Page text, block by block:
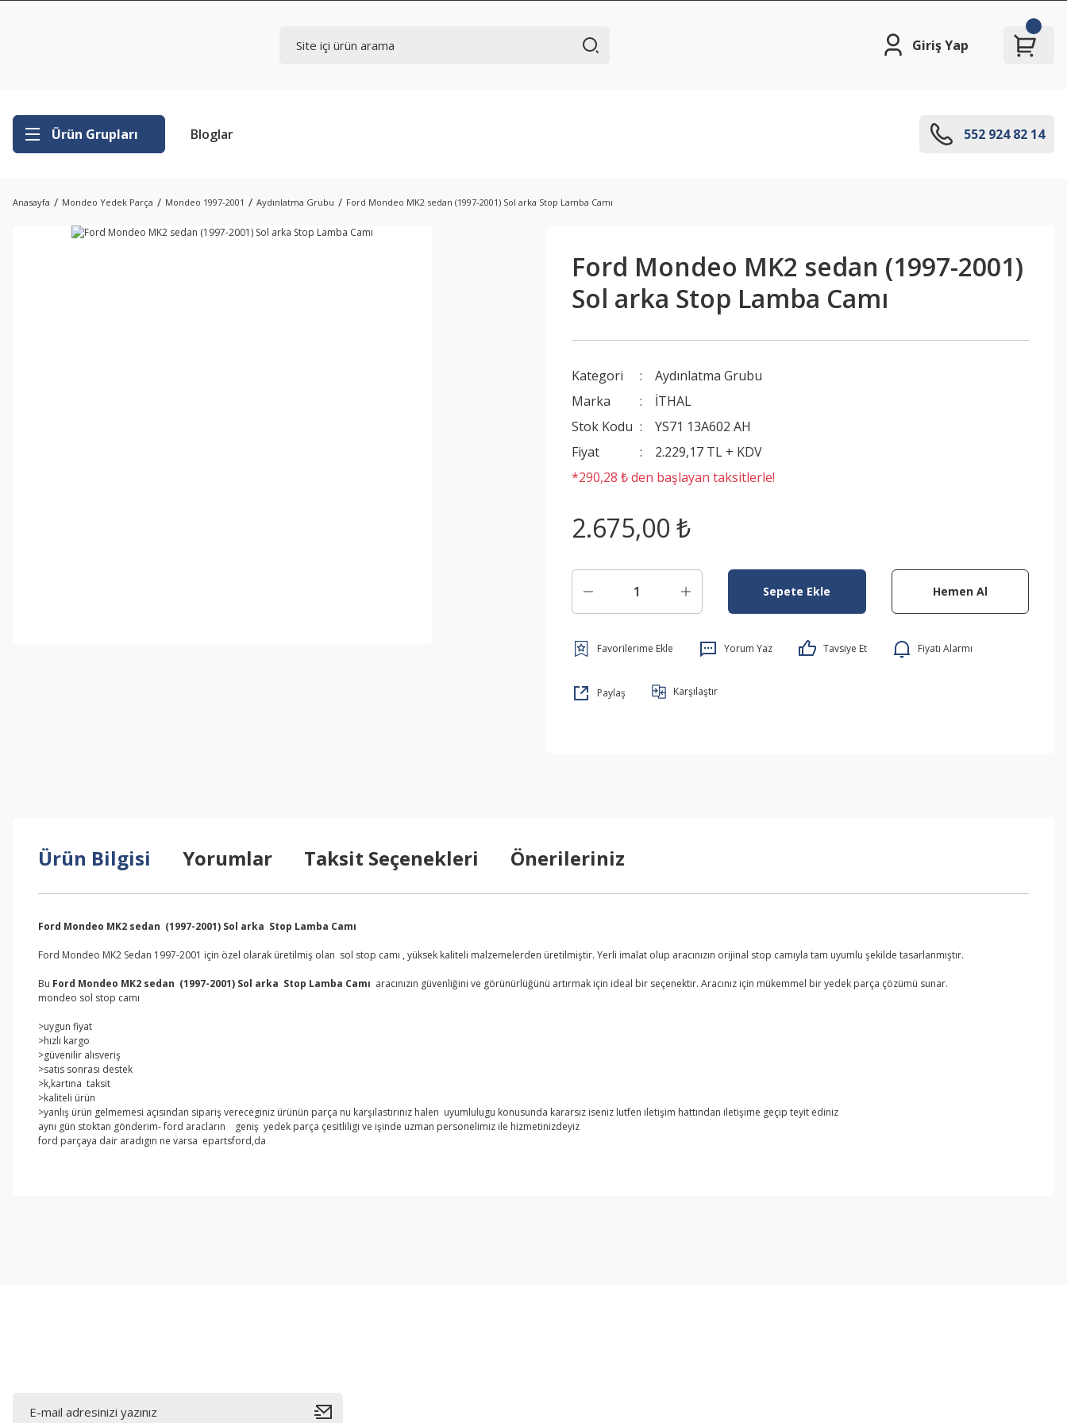
Giriş Yap
Ürün Grupları Bloglar 552 924 82 14
Anasayfa Mondeo Yedek Parça Mondeo 1997-2001 Aydınlatma Grubu Ford Mondeo MK2 sedan (1997-2001) Sol arka Stop Lamba Camı
Ford Mondeo MK2 sedan (1997-2001)
Sol arka Stop Lamba Camı
Kategori
Aydınlatma Grubu
Marka
İTHAL
Stok Kodu
YS71 13A602 AH
Fiyat
2.229,17 TL + KDV
*290,28 ₺ den başlayan taksitlerle!
2.675,00 ₺
Sepete Ekle Hemen Al
Yorum Yaz Tavsiye Et Fiyatı Alarmı
Paylaş Karşılaştır
Ürün Bilgisi Yorumlar Taksit Seçenekleri Önerileriniz
Ford Mondeo MK2 sedan (1997-2001) Sol arka Stop Lamba Camı
Ford Mondeo MK2 Sedan 1997-2001 için özel olarak üretilmiş olan sol stop camı , yüksek kaliteli malzemelerden üretilmiştir. Yerli imalat olup aracınızın orijinal stop camıyla tam uyumlu şekilde tasarlanmıştır.
Bu Ford Mondeo MK2 sedan (1997-2001) Sol arka Stop Lamba Camı aracınızın güvenliğini ve görünürlüğünü artırmak için ideal bir seçenektir. Aracınız için mükemmel bir yedek parça çözümü sunar.
mondeo sol stop camı
>uygun fiyat
>hızlı kargo
>güvenilir alısveriş
>satıs sonrası destek
>k,kartına taksit
>kaliteli ürün
>yanlış ürün gelmemesi açısından sipariş vereceginiz ürünün parça nu karşılastırınız halen uyumlulugu konusunda kararsız iseniz lutfen iletişim hattından iletişime geçip teyit ediniz
aynı gün stoktan gönderim- ford aracların geniş yedek parça çesitliligi ve işinde uzman personelimiz ile hizmetinizdeyiz
ford parçaya dair aradıgın ne varsa epartsford,da